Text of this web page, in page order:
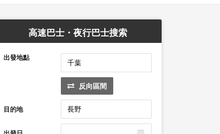
高速巴士・夜行巴士搜索
出發地點
反向區間
目的地